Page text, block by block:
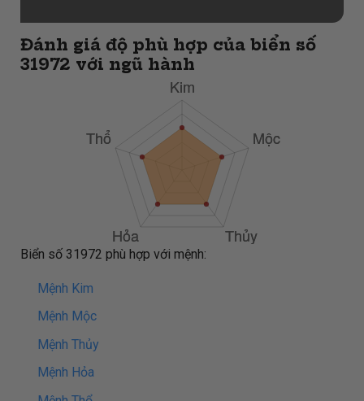
Đánh giá độ phù hợp của biển số
31972 với ngũ hành
Biển số 31972 phù hợp với mệnh:
Mệnh Kim
Mệnh Mộc
Mệnh Thủy
Mệnh Hỏa